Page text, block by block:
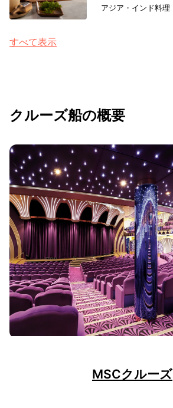
アジア・インド料理
すべて表示
クルーズ船の概要
MSCクルーズ